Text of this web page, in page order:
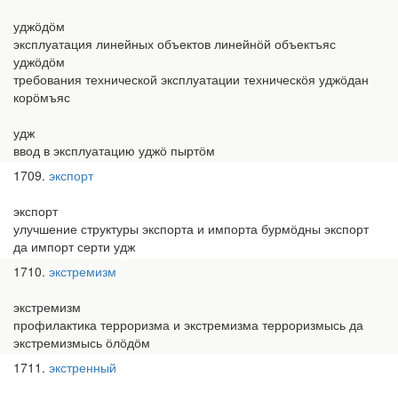
уджӧдӧм
эксплуатация линейных объектов линейнӧй объектъяс
уджӧдӧм
требования технической эксплуатации техническӧя уджӧдан
корӧмъяс
удж
ввод в эксплуатацию уджӧ пыртӧм
1709 экспорт
экспорт
улучшение структуры экспорта и импорта бурмӧдны экспорт
да импорт серти удж
1710 экстремизм
экстремизм
профилактика терроризма и экстремизма терроризмысь да
экстремизмысь ӧлӧдӧм
1711 экстренный